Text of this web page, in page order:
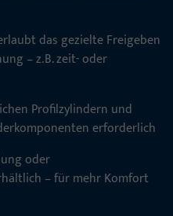
das gezielte Freigeben
– z. B. zeit- oder
Profilzylindern und
erforderlich
oder
– für mehr Komfort